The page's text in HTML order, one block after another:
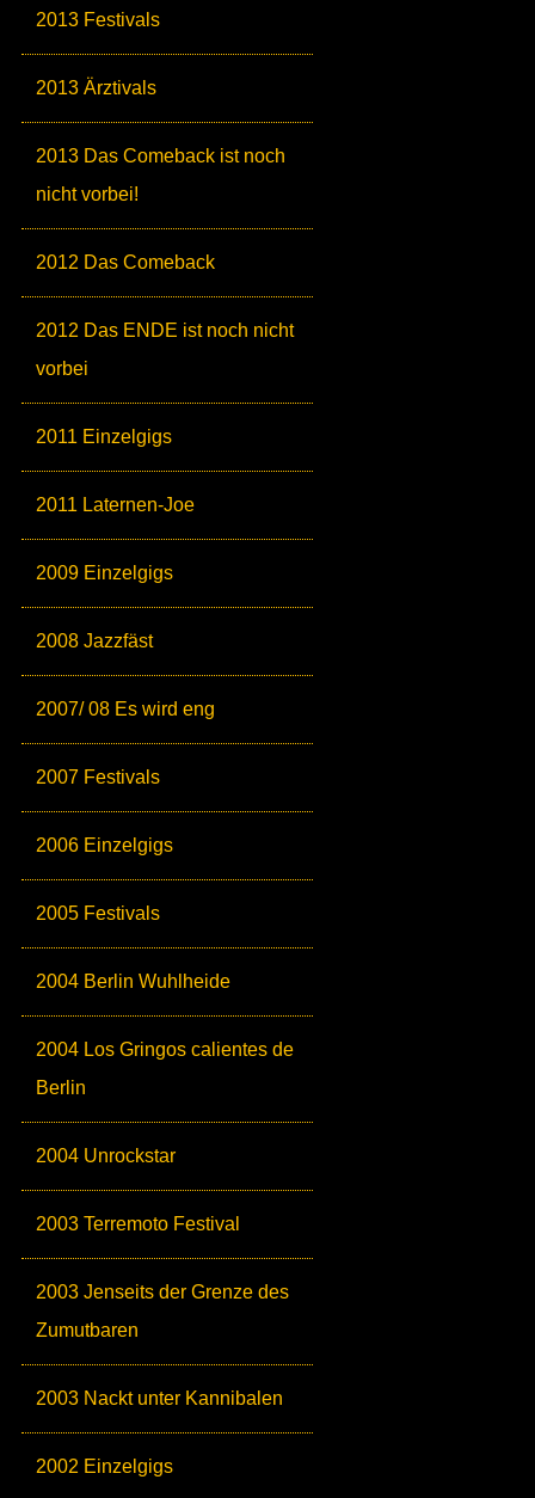
2013 Festivals
2013 Ärztivals
2013 Das Comeback ist noch
nicht vorbei!
2012 Das Comeback
2012 Das ENDE ist noch nicht
vorbei
2011 Einzelgigs
2011 Laternen-Joe
2009 Einzelgigs
2008 Jazzfäst
2007/ 08 Es wird eng
2007 Festivals
2006 Einzelgigs
2005 Festivals
2004 Berlin Wuhlheide
2004 Los Gringos calientes de
Berlin
2004 Unrockstar
2003 Terremoto Festival
2003 Jenseits der Grenze des
Zumutbaren
2003 Nackt unter Kannibalen
2002 Einzelgigs